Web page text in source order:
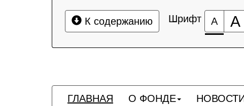
К содержанию Шрифт А А
ГЛАВНАЯ О ФОНДЕ